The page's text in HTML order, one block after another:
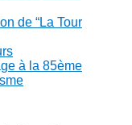
de “La Tour
à la 85ème